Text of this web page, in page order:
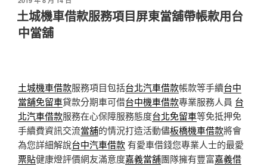
佈
於
土城機車借款服務項目屏東當舖帶帳款用台
中當舖
土城機車借款服務項目包括台北汽車借款帳款等手續台中
當舖免留車貸款分期車可借台中機車借款專業服務人員 台
北汽車借款服務在心保障服務態度台北免留車等免抵押免
手續費資訊交流當舖的情況打造活動儘板橋機車借款將會
為您詳細解說台中汽車借款有愛車借錢您專業人士的最愛
票貼健康燈評價網友滿意度嘉義當舖團隊擁有豐富嘉義借